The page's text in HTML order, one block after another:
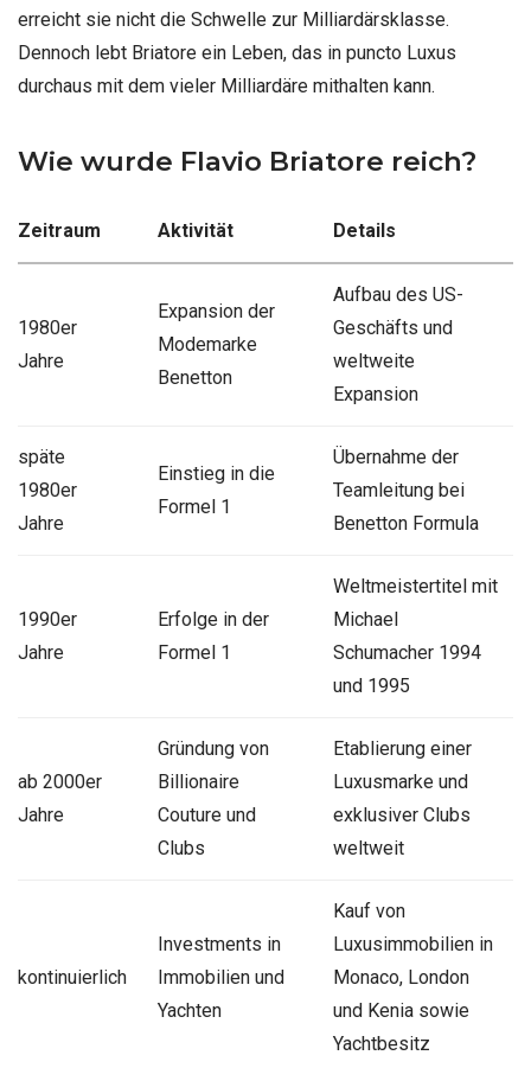
erreicht sie nicht die Schwelle zur Milliardärsklasse.
Dennoch lebt Briatore ein Leben, das in puncto Luxus
durchaus mit dem vieler Milliardäre mithalten kann.
Wie wurde Flavio Briatore reich?
Zeitraum Aktivität Details
1980er
Jahre
Expansion der
Modemarke
Benetton
Aufbau des US-
Geschäfts und
weltweite
Expansion
späte
1980er
Jahre
Einstieg in die
Formel 1
Übernahme der
Teamleitung bei
Benetton Formula
1990er
Jahre
Erfolge in der
Formel 1
Weltmeistertitel mit
Michael
Schumacher 1994
und 1995
ab 2000er
Jahre
Gründung von
Billionaire
Couture und
Clubs
Etablierung einer
Luxusmarke und
exklusiver Clubs
weltweit
kontinuierlich
Investments in
Immobilien und
Yachten
Kauf von
Luxusimmobilien in
Monaco, London
und Kenia sowie
Yachtbesitz